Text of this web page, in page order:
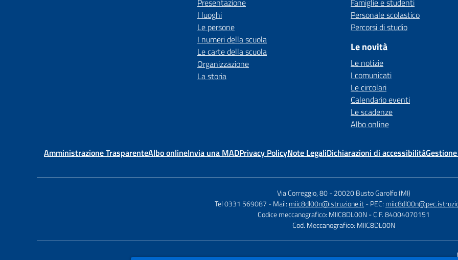
Presentazione
I luoghi
Le persone
I numeri della scuola
Le carte della scuola
Organizzazione
La storia
Famiglie e studenti
Personale scolastico
Percorsi di studio
Le novità
Le notizie
I comunicati
Le circolari
Calendario eventi
Le scadenze
Albo online
Amministrazione TrasparenteAlbo onlineInvia una MADPrivacy PolicyNote LegaliDichiarazioni di accessibilità
Via Correggio, 80 -20020 Busto Garolfo (MI)
Tel 0331 569087 - Mail: miic8dl00n@istruzione.it- PEC:
Codice meccanografico: MIIC8DL00N - C.F. 84004070151
Cod. Meccanografico: MIIC8DL00N